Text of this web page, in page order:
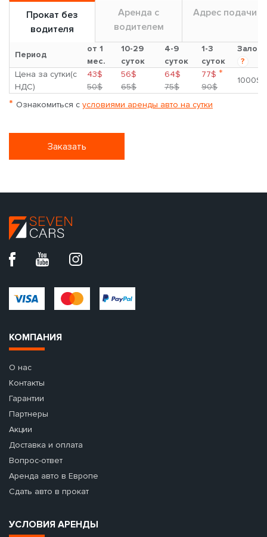
Прокат без
водителя
Аренда с
водителем
Адрес подачи
Период
от 1
мес.
10-29
суток
4-9
суток
1-3
суток
Залог
?
Цена за сутки(с
НДС)
43$
50$
56$
65$
64$
75$
77$ *
90$
1000$
* Ознакомиться с условиями аренды авто на сутки
Заказать
КОМПАНИЯ
О нас
Контакты
Гарантии
Партнеры
Акции
Доставка и оплата
Вопрос-ответ
Аренда авто в Европе
Сдать авто в прокат
УСЛОВИЯ АРЕНДЫ